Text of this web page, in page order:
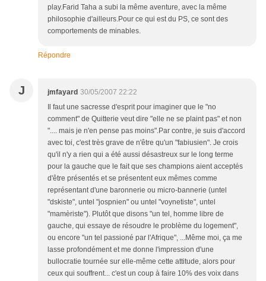
play.Farid Taha a subi la même aventure, avec la même
philosophie d'ailleurs.Pour ce qui est du PS, ce sont des
comportements de minables.
Répondre
J jmfayard 30/05/2007 22:22
Il faut une sacresse d'esprit pour imaginer que le "no
comment" de Quitterie veut dire "elle ne se plaint pas" et non
".... mais je n'en pense pas moins".Par contre, je suis d'accord
avec toi, c'est très grave de n'être qu'un "fabiusien". Je crois
qu'il n'y a rien qui a été aussi désastreux sur le long terme
pour la gauche que le fait que ses champions aient acceptés
d'être présentés et se présentent eux mêmes comme
représentant d'une baronnerie ou micro-bannerie (untel
"dskiste", untel "jospnien" ou untel "voynetiste", untel
"mamèriste"). Plutôt que disons "un tel, homme libre de
gauche, qui essaye de résoudre le problème du logement",
ou encore "un tel passioné par l'Afrique", ...Même moi, ça me
lasse profondément et me donne l'impression d'une
bullocratie tournée sur elle-même cette attitude, alors pour
ceux qui souffrent... c'est un coup à faire 10% des voix dans